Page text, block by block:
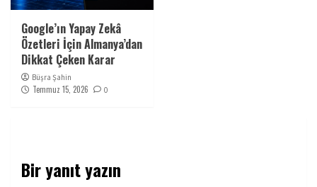
Google’ın Yapay Zekâ
Özetleri İçin Almanya’dan
Dikkat Çeken Karar
Büşra Şahin
Temmuz 15, 2026 0
Bir yanıt yazın